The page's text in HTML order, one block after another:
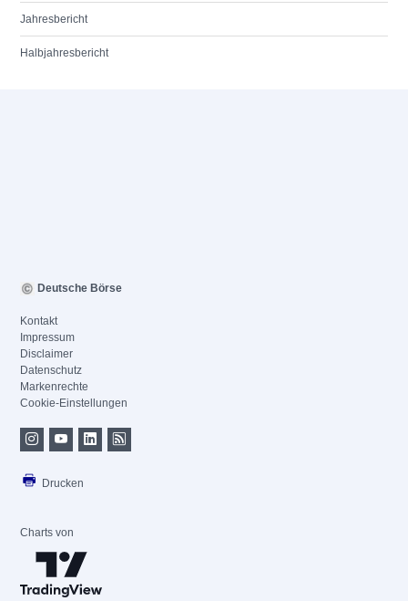
Jahresbericht
Halbjahresbericht
Deutsche Börse
Kontakt
Impressum
Disclaimer
Datenschutz
Markenrechte
Cookie-Einstellungen
Drucken
Charts von